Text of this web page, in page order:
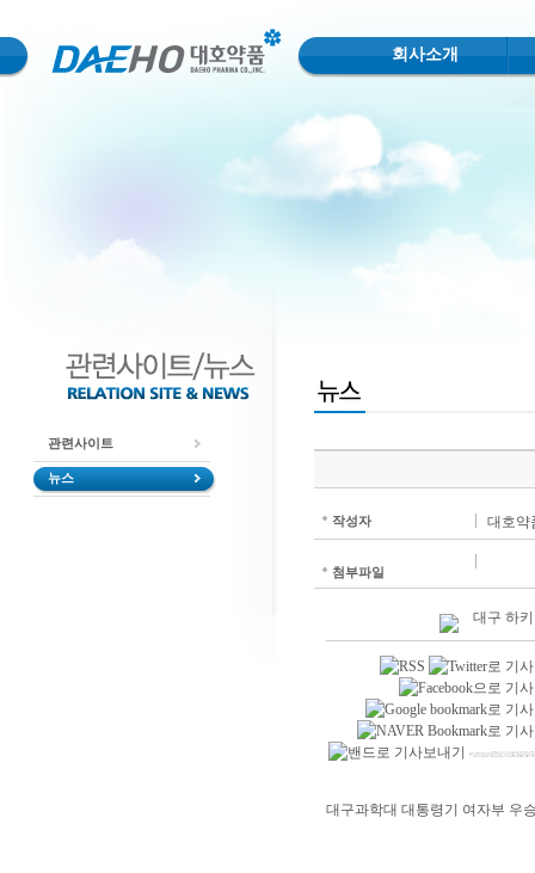
회사소개
관련사이트
뉴스
작성자 대호약
첨부파일
대구 하
대구과학대 대통령기 여자부 우